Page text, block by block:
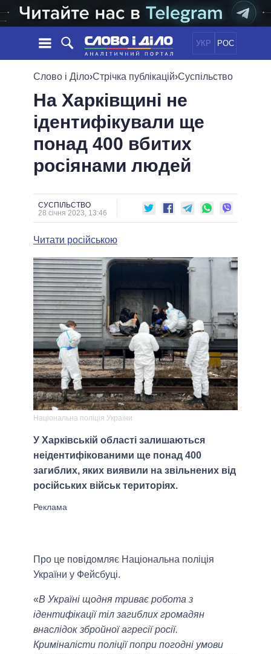
УКР РОС
НОВИНИ
СТРІЧКА
ПОДІЇ
СТАТТІ
ДУМКИ
ОГЛЯДИ
ДАЙДЖЕСТИ
ПОЛІТИКА
ЕКОНОМІКА
СУСПІЛЬСТВО
ОБIЦЯНКИ
ПОЛIТИКИ
УСІ ПОЛІТИКИ
ПРЕЗИДЕНТ І ОФІС
ВЕРХОВНА РАДА
КАБІНЕТ МІНІСТРІВ
МЕРИ МІСТ
ВСІ ПЕРСОНИ
ПІДТРИМАТИ
ПОРІВНЯННЯ ПОЛІТИКІВ
Слово і Діло›Стрічка публікацій›Суспільство
На Харківщині не
ідентифікували ще
понад 400 вбитих
росіянами людей
СУСПІЛЬСТВО
28 січня 2023, 13:46
Читати російською
Національна поліція України
У Харківській області залишаються
неідентифікованими ще понад 400
загиблих, яких виявили на звільнених від
російських військ територіях.
Про це повідомляє Національна поліція
України у Фейсбуці.
«В Україні щодня триває робота з
ідентифікації тіл загиблих громадян
внаслідок збройної агресії росії.
Криміналісти поліції попри погодні умови